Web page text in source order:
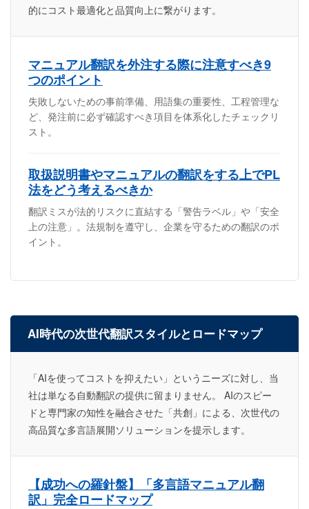
的にコスト最適化と品質向上に繋がります。
マニュアル翻訳を外注する際に注意すべき9
つのポイント
失敗しないための事前準備、用語集の重要性、工程管理な
ど、発注前に必ず確認すべき項目を体系化したチェックリ
スト。
取扱説明書やマニュアルの翻訳をする上でPL
法をどう考えるべきか
翻訳ミスが法的リスクに直結する「警告ラベル」や「安全
上の注意」。法規制を遵守し、企業を守るための翻訳のポ
イント。
AI時代の次世代翻訳スタイルとロードマップ
「AIを使ってコストを抑えたい」というニーズに対し、当
社は単なる自動翻訳の提供に留まりません。 AIのスピー
ドと専門家の知性を融合させた「共創」による、次世代の
高品質な多言語展開ソリューションを提示します。
【成功への羅針盤】「多言語マニュアル翻
訳」完全ロードマップ